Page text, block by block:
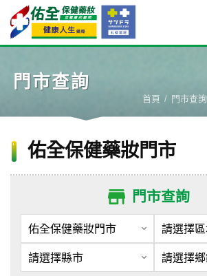
門市查詢
首頁 門市查詢
佑全保健藥妝門市
門市查詢